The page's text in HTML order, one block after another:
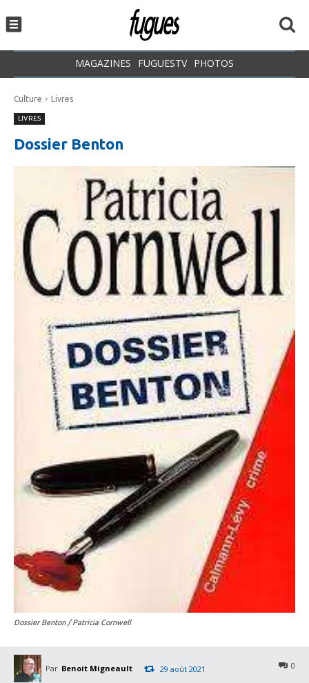
MAGAZINES FUGUESTV PHOTOS
Culture Livres
LIVRES
Dossier Benton
Dossier Benton / Patricia Cornwell
Par Benoit Migneault 0
29 août 2021